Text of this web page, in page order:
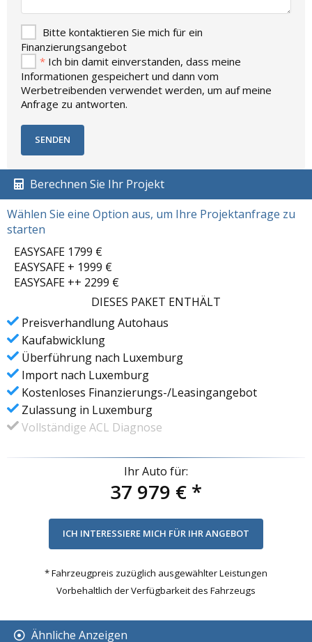
Berechnen Sie Ihr Projekt
Wählen Sie eine Option aus, um Ihre Projektanfrage zu
starten
EASYSAFE 1799 €
EASYSAFE + 1999 €
EASYSAFE ++ 2299 €
DIESES PAKET ENTHÄLT
Preisverhandlung Autohaus
Kaufabwicklung
Überführung nach Luxemburg
Import nach Luxemburg
Kostenloses Finanzierungs-/Leasingangebot
Zulassung in Luxemburg
Vollständige ACL Diagnose
Ihr Auto für:
37 979 € *
* Fahrzeugpreis zuzüglich ausgewählter Leistungen
Vorbehaltlich der Verfügbarkeit des Fahrzeugs
Ähnliche Anzeigen
Bitte kontaktieren Sie mich für ein
Finanzierungsangebot
* Ich bin damit einverstanden, dass meine
Informationen gespeichert und dann vom
Werbetreibenden verwendet werden, um auf meine
Anfrage zu antworten.